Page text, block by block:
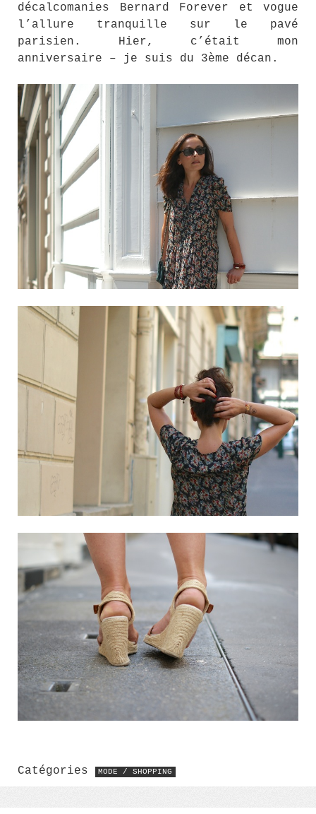
décalcomanies Bernard Forever et vogue
l’allure tranquille sur le pavé
parisien. Hier, c’était mon
anniversaire – je suis du 3ème décan.
Catégories MODE / SHOPPING